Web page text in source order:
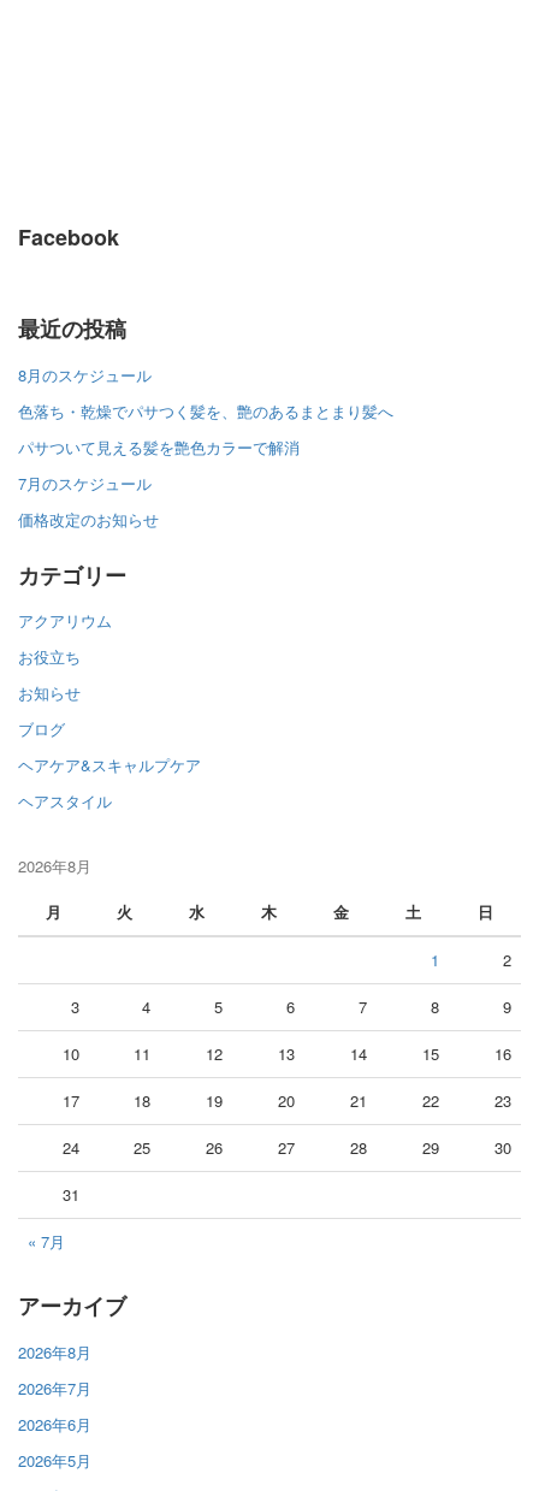
Facebook
最近の投稿
8月のスケジュール
色落ち・乾燥でパサつく髪を、艶のあるまとまり髪へ
パサついて見える髪を艶色カラーで解消
7月のスケジュール
価格改定のお知らせ
カテゴリー
アクアリウム
お役立ち
お知らせ
ブログ
ヘアケア&スキャルプケア
ヘアスタイル
2026年8月
月
火 水 木 金 土 日
« 7月
1 2
3 4 5 6 7 8 9
10 11 12 13 14 15 16
17 18 19 20 21 22 23
24 25 26 27 28 29 30
31
アーカイブ
2026年8月
2026年7月
2026年6月
2026年5月